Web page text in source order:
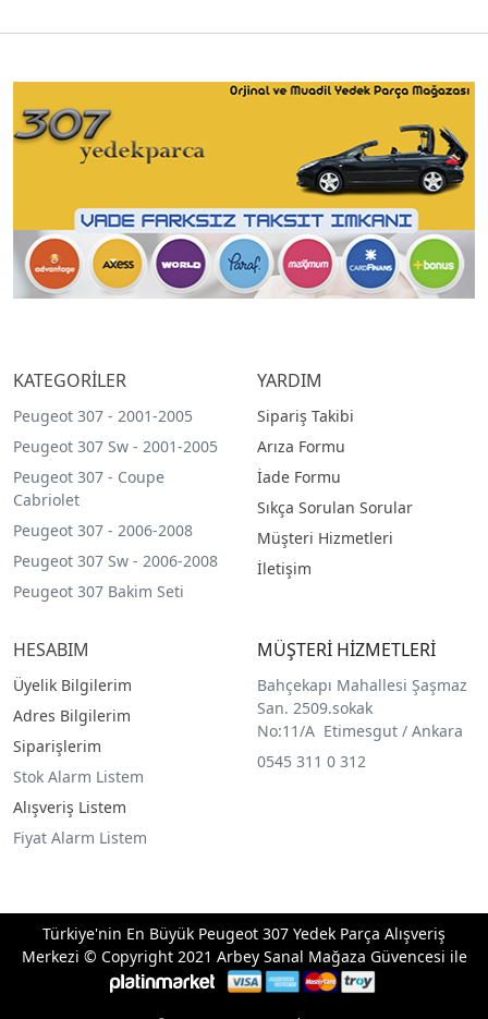
KATEGORİLER
Peugeot 307 - 2001-2005
Peugeot 307 Sw - 2001-2005
Peugeot 307 - Coupe
Cabriolet
Peugeot 307 - 2006-2008
Peugeot 307 Sw - 2006-2008
Peugeot 307 Bakim Seti
YARDIM
Sipariş Takibi
Arıza Formu
İade Formu
Sıkça Sorulan Sorular
Müşteri Hizmetleri
İletişim
HESABIM
Üyelik Bilgilerim
Adres Bilgilerim
Siparişlerim
Stok Alarm Listem
Alışveriş Listem
Fiyat Alarm Listem
MÜŞTERİ HİZMETLERİ
Bahçekapı Mahallesi Şaşmaz
San. 2509.sokak
No:11/A Etimesgut / Ankara
0545 311 0 312
Türkiye'nin En Büyük Peugeot 307 Yedek Parça Alışveriş
Merkezi © Copyright 2021 Arbey Sanal Mağaza Güvencesi ile